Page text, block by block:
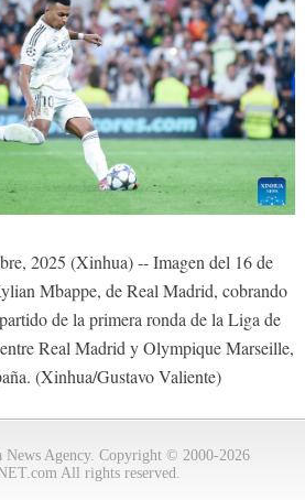
2025 (Xinhua) -- Imagen del 16 de
Mbappe, de Real Madrid, cobrando
de la primera ronda de la Liga de
Real Madrid y Olympique Marseille,
(Xinhua/Gustavo Valiente)
News Agency. Copyright © 2000-2026
All rights reserved.